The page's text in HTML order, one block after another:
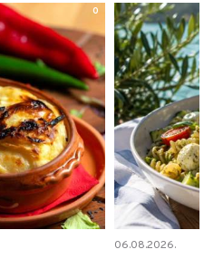
0
06.08.2026.